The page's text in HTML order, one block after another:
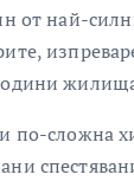
от най-
по-сложна